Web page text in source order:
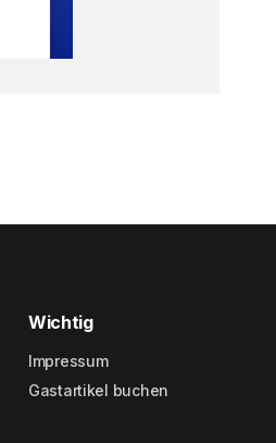
Wichtig
Impressum
Gastartikel buchen